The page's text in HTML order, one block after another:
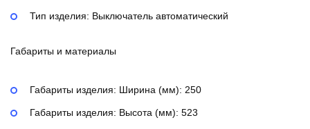
Тип изделия: Выключатель автоматический
Габариты и материалы
Габариты изделия: Ширина (мм): 250
Габариты изделия: Высота (мм): 523